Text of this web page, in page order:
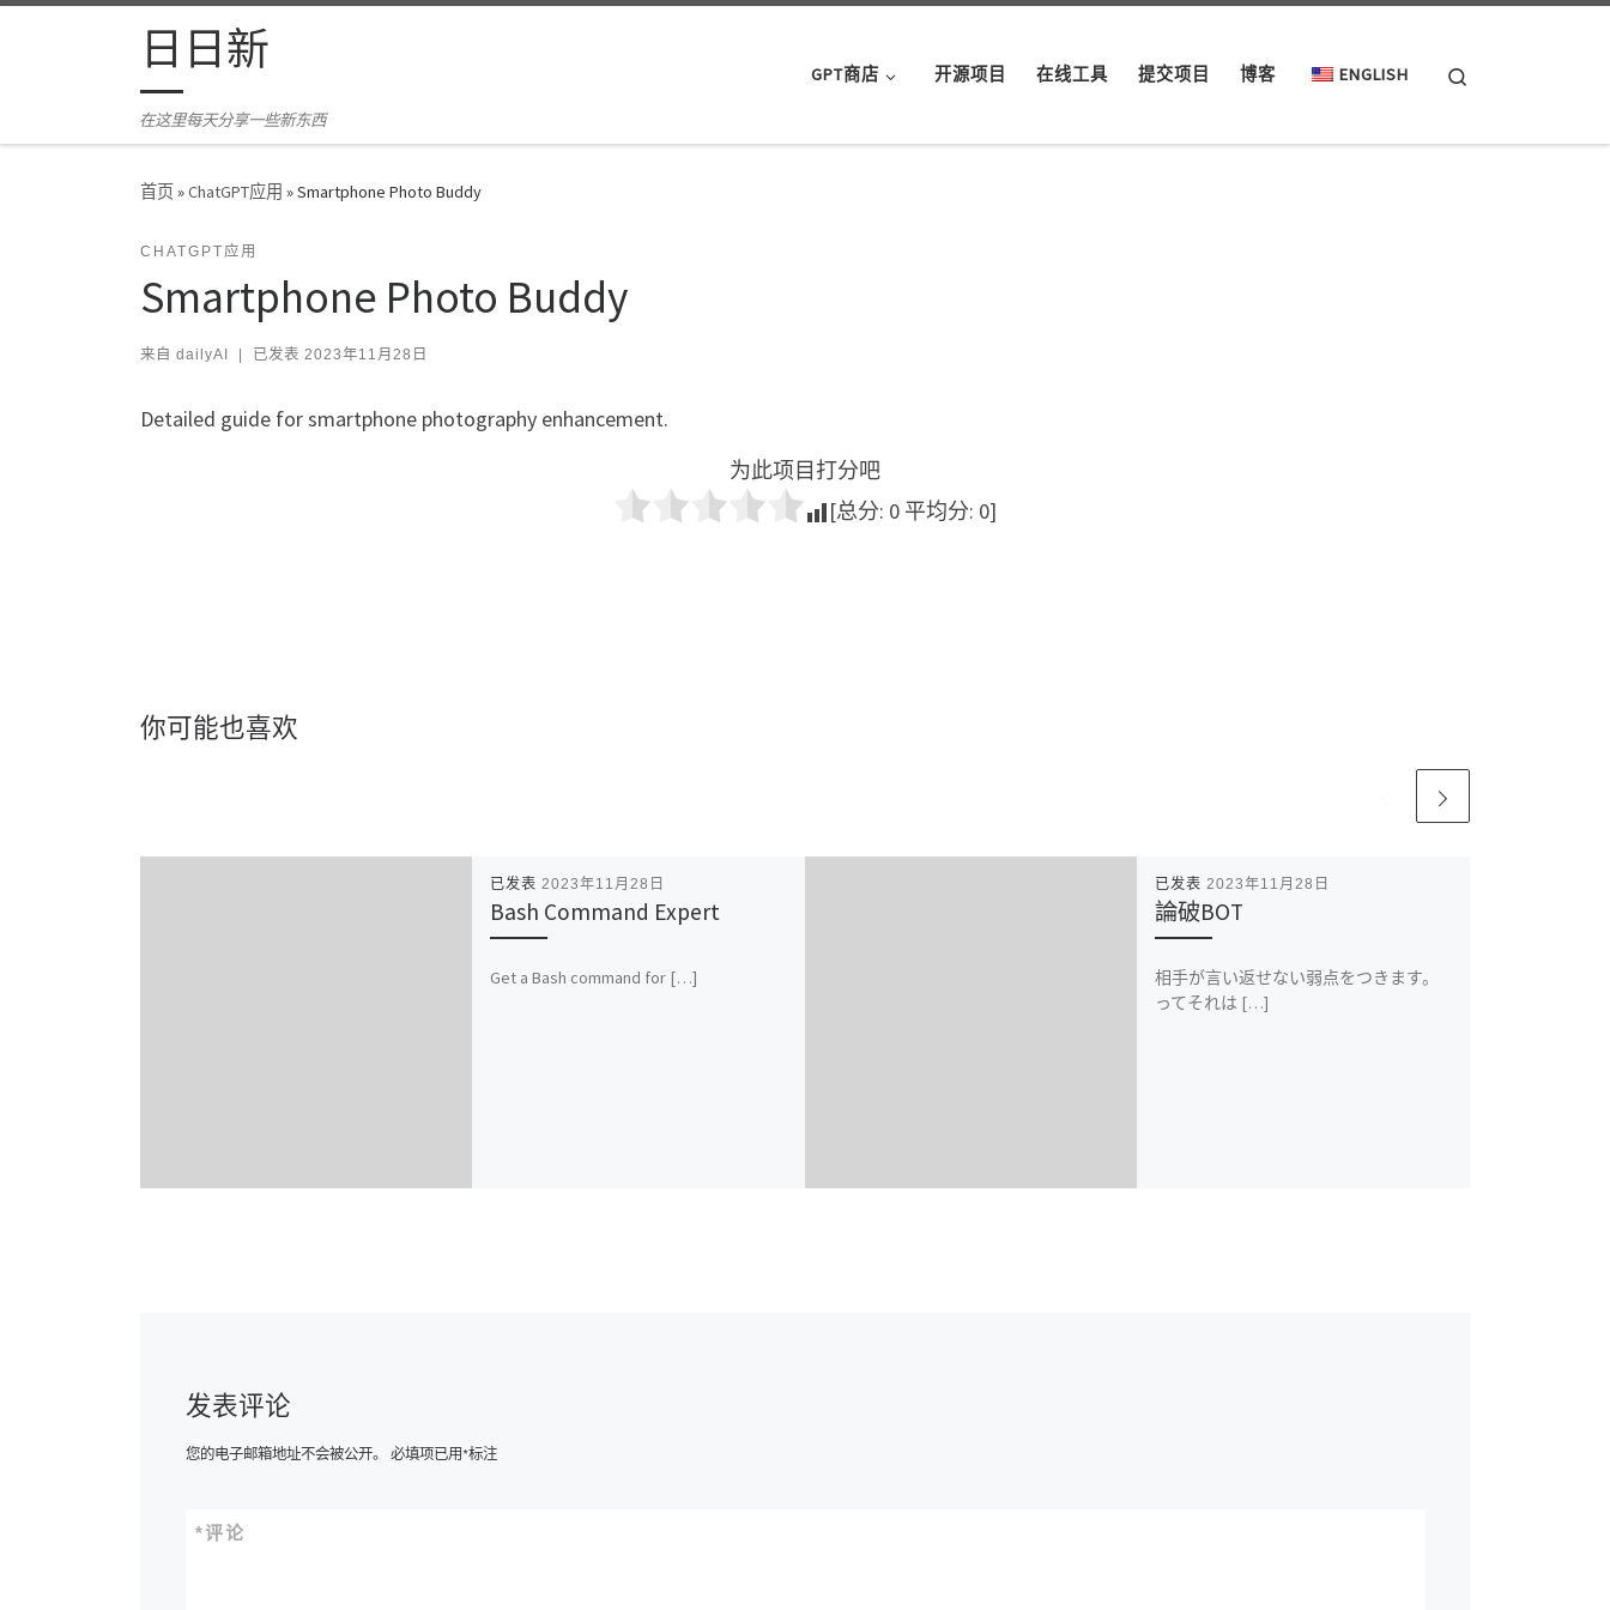
Skip to content日日新
在这里每天分享一些新东西
GPT商店 开源项目 在线工具 提交项目 博客 ENGLISH
首页»ChatGPT应用 »Smartphone Photo Buddy
CHATGPT应用
Smartphone Photo Buddy
来自 dailyAI 已发表 2023年11月28日
Detailed guide for smartphone photography enhancement.
为此项目打分吧
[总分: 0 平均分: 0]
你可能也喜欢
已发表 2023年11月28日
Bash Command Expert
Get a Bash command for […]
已发表 2023年11月28日
論破BOT
相手が言い返せない弱点をつきます。
ってそれは […]
发表评论
您的电子邮箱地址不会被公开。 必填项已用*标注
评论
*